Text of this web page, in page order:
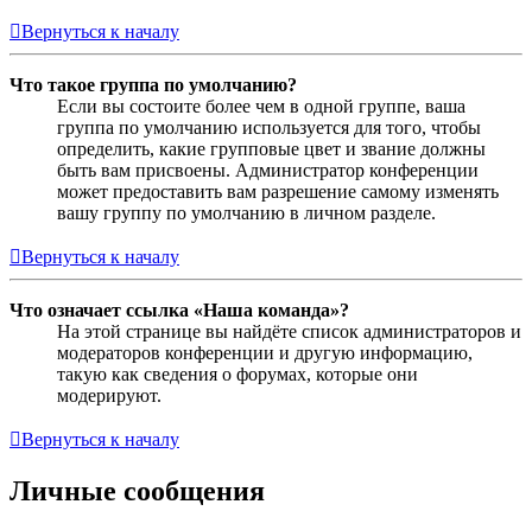
Вернуться к началу
Что такое группа по умолчанию?
Если вы состоите более чем в одной группе, ваша
группа по умолчанию используется для того, чтобы
определить, какие групповые цвет и звание должны
быть вам присвоены. Администратор конференции
может предоставить вам разрешение самому изменять
вашу группу по умолчанию в личном разделе.
Вернуться к началу
Что означает ссылка «Наша команда»?
На этой странице вы найдёте список администраторов и
модераторов конференции и другую информацию,
такую как сведения о форумах, которые они
модерируют.
Вернуться к началу
Личные сообщения